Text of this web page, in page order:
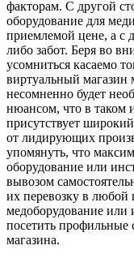
факторам. С другой
оборудование для
приемлемой цене, а с
либо забот. Беря во
усомниться касаемо
виртуальный магазин
несомненно будет
нюансом, что в таком
присутствует
от лидирующих
упомянуть, что
оборудование или
вывозом
их перевозку в любой
медоборудование или
посетить профильные
магазина.